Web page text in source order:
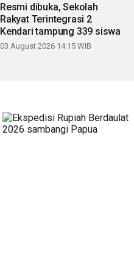
Resmi dibuka, Sekolah
Rakyat Terintegrasi 2
Kendari tampung 339 siswa
03 August 2026 14:15 WIB